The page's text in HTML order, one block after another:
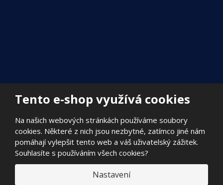
Tento e-shop využívá cookies
Na našich webových stránkách používáme soubory
cookies. Některé z nich jsou nezbytné, zatímco jiné nám
pomáhají vylepšit tento web a váš uživatelský zážitek.
Souhlasíte s používáním všech cookies?
Nastavení
© 2026, FILADA Nymburk s.r.o.